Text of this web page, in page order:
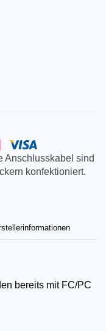
Anschlusskabel sind
konfektioniert.
bereits mit FC/PC